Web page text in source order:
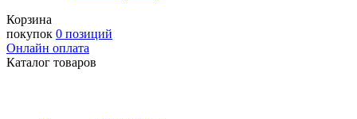
Корзина
покупок 0 позиций
Онлайн оплата
Каталог товаров